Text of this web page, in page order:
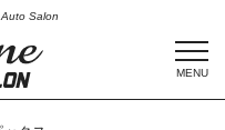
Salon
MENU